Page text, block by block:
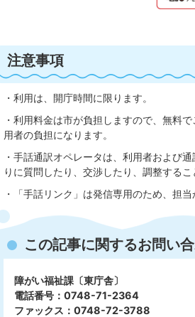
注意事項
・利用は、開庁時間に限ります。
・利用料金は市が負担しますので、無料
用者の負担になります。
・手話通訳オペレータは、利用者および
りに質問したり、交渉したり、調整するこ
・「手話リンク」は発信専用のため、担
この記事に関するお問い
障がい福祉課〔東庁舎〕
電話番号：0748-71-2364
ファックス：0748-72-3788